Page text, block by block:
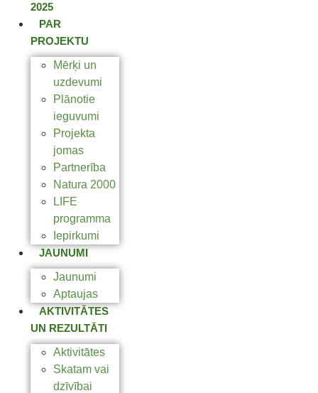
2025
PAR
PROJEKTU
Mērķi un
uzdevumi
Plānotie
ieguvumi
Projekta
jomas
Partnerība
Natura 2000
LIFE
programma
Iepirkumi
JAUNUMI
Jaunumi
Aptaujas
AKTIVITĀTES
UN REZULTĀTI
Aktivitātes
Skatam vai
dzīvībai